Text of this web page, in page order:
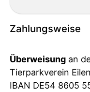
Zahlungsweise
Überweisung an
Tierparkverein
IBAN DE54 8605